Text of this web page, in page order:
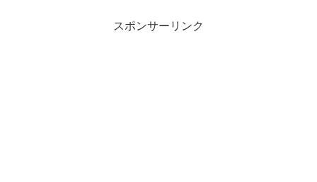
スポンサーリンク